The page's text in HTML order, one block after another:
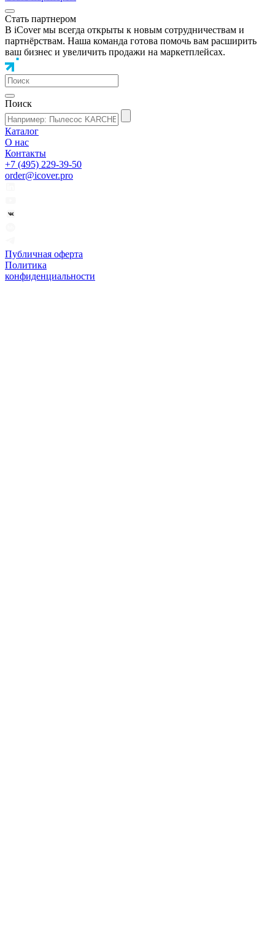
Стать партнером
В iCover мы всегда открыты к новым сотрудничествам и
партнёрствам. Наша команда готова помочь вам расширить
ваш бизнес и увеличить продажи на маркетплейсах.
Поиск
Каталог
О нас
Контакты
+7 (495) 229-39-50
order@icover.pro
Публичная оферта
Политика
конфиденциальности